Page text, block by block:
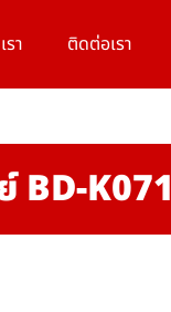
รา ติดต่อเรา
BD-K071